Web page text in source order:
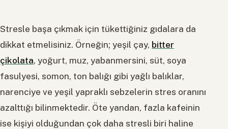
Stresle başa çıkmak için tükettiğiniz gıdalara da
dikkat etmelisiniz. Örneğin; yeşil çay, bitter
çikolata, yoğurt, muz, yabanmersini, süt, soya
fasulyesi, somon, ton balığı gibi yağlı balıklar,
narenciye ve yeşil yapraklı sebzelerin stres oranını
azalttığı bilinmektedir. Öte yandan, fazla kafeinin
ise kişiyi olduğundan çok daha stresli biri haline